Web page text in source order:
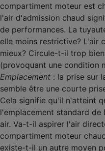
compartiment moteur est
l'air d'admission chaud
de performances. La
elle moins restrictive? L'air
mieux? Circule-t-il trop bien
(provoquant une condition
Emplacement : la prise sur
semble être une courte
Cela signifie qu'il n'atteint
l'emplacement standard de
air. Va-t-il aspirer l'air
compartiment moteur
existe-t-il un autre moyen